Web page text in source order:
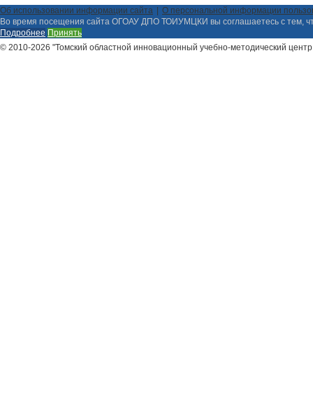
Об использовании информации сайта
О персональной информации
Во время посещения сайта ОГОАУ ДПО ТОИУМЦКИ вы соглашаетесь с тем,
Подробнее Принять
© 2010-2026 "Томский областной инновационный учебно-методический центр